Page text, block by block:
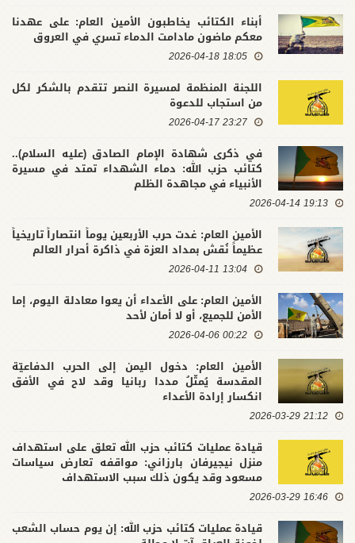
أبناء الكتائب يخاطبون الأمين العام: على عهدنا
معكم ماضون مادامت الدماء تسري في العروق
18:05 2026-04-18
اللجنة المنظمة لمسيرة النصر تتقدم بالشكر لكل
من استجاب للدعوة
23:27 2026-04-17
في ذكرى شهادة الإمام الصادق (عليه السلام)..
كتائب حزب الله: دماء الشهداء تمتد في مسيرة
الأنبياء في مجاهدة الظلم
19:13 2026-04-14
الأمين العام: غدت حرب الأربعين يوماً انتصاراً تاريخياً
عظيماً نُقش بمداد العزة في ذاكرة أحرار العالم
13:04 2026-04-11
الأمين العام: على الأعداء أن يعوا معادلة اليوم، إما
الأمن للجميع، أو لا أمان لأحد
00:22 2026-04-06
الأمين العام: دخول اليمن إلى الحرب الدفاعيّة
المقدسة يُمثّلُ مددا ربانيا وقد لاح في الأفق
انكسار إرادة الأعداء
21:12 2026-03-29
قيادة عمليات كتائب حزب الله تعلق على استهداف
منزل نيجيرفان بارزاني: مواقفه تعارض سياسات
مسعود وقد يكون ذلك سبب الاستهداف
16:46 2026-03-29
قيادة عمليات كتائب حزب الله: إن يوم حساب الشعب